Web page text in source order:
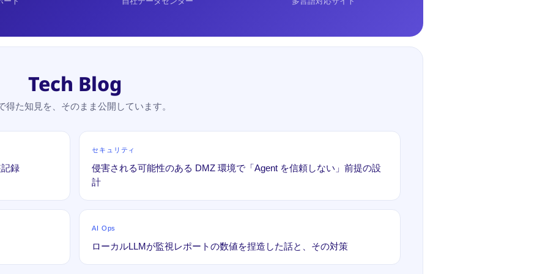
Tech Blog
得た知見を、そのまま公開しています。
録
セキュリティ
侵害される可能性のある DMZ 環境で「Agent を信頼しない」前提の設
計
AI Ops
ローカルLLMが監視レポートの数値を捏造した話と、その対策